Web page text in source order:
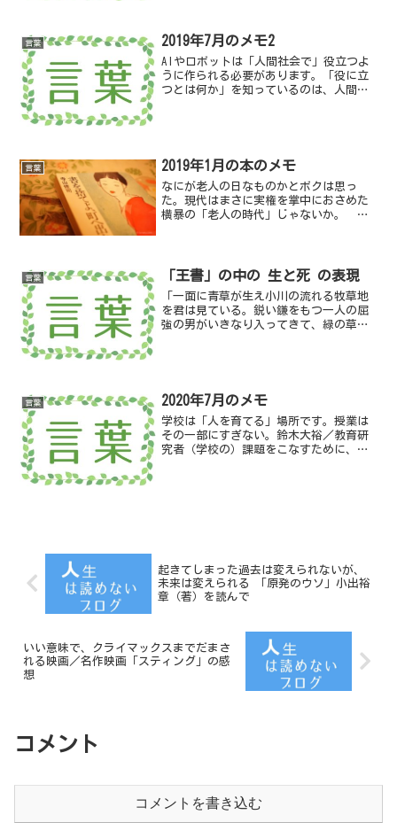
言葉 2019年7月のメモ2
AIやロボットは「人間社会で」役立つよ
うに作られる必要があります。「役に立
つとは何か」を知っているのは、人間だ
言葉 2019年1月の本のメモ
なにが老人の日なものかとボクは思っ
た。現代はまさに実権を掌中におさめた
横暴の「老人の時代」じゃないか。 五
る！）というのは、見せかけ...
言葉 「王書」の中の 生と死 の表現
「一面に青草が生え小川の流れる牧草地
を君は見ている。鋭い鎌をもつ一人の屈
強の男がいきなり入ってきて、緑の草も
言葉 2020年7月のメモ
学校は「人を育てる」場所です。授業は
その一部にすぎない。鈴木大裕／教育研
究者（学校の）課題をこなすために、家
起きてしまった過去は変えられないが、
未来は変えられる 「原発のウソ」小出裕
章（著）を読んで
いい意味で、クライマックスまでだまさ
れる映画／名作映画「スティング」の感
想
コメント
コメントを書き込む